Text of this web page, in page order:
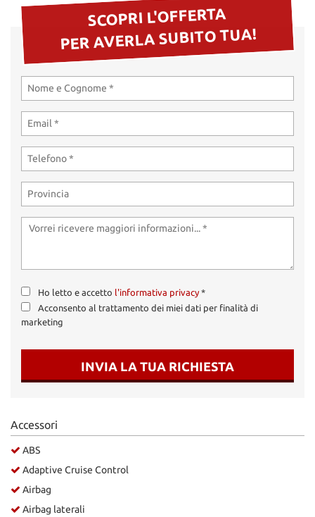
SCOPRI L'OFFERTA
PER AVERLA SUBITO TUA!
Ho letto e accetto l'informativa privacy*
Acconsento al trattamento dei miei dati per finalità di
marketing
INVIA LA TUA RICHIESTA
Accessori
ABS
Adaptive Cruise Control
Airbag
Airbag laterali